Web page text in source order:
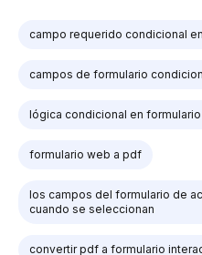
campo requerido condicional
campos de formulario
lógica condicional en
formulario web a pdf
los campos del formulario de
cuando se seleccionan
convertir pdf a formulario